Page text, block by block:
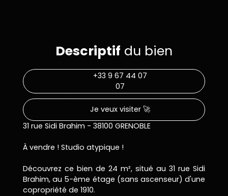
Descriptif du bien
+33 9 67 44 07
07
Je veux visiter 🚀
31 rue Sidi Brahim - 38100 GRENOBLE
À vendre ! Studio atypique !
Découvrez ce bien de 24 m², situé au 31 rue Sidi
Brahim, au 5-ème étage (sans ascenseur) d'une
copropriété de 1910.